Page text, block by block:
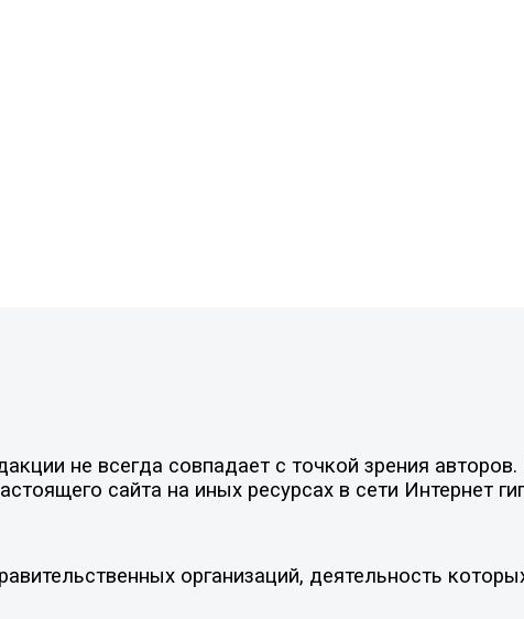
не всегда совпадает с точкой зрения авторов.
сайта на иных ресурсах в сети Интернет
организаций, деятельность